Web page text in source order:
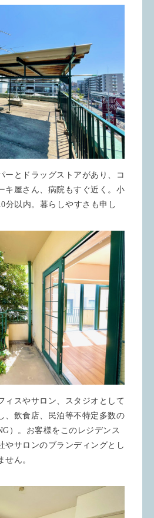
ーとドラッグストアがあり、コ
キ屋さん、病院もすぐ近く。小
分以内。暮らしやすさも申し
ィスやサロン、スタジオとして
、飲食店、民泊等不特定多数の
）。お客様をこのレジデンス
やサロンのブランディングとし
せん。